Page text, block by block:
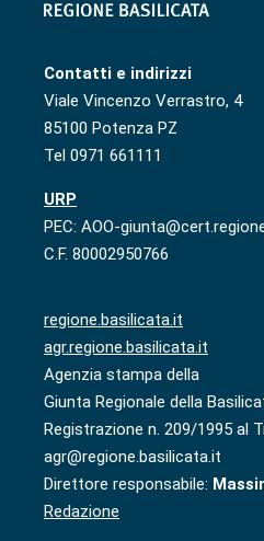
Contatti e indirizzi
Viale Vincenzo Verrastro, 4
85100 Potenza PZ
Tel 0971 661111
URP
PEC: AOO-
C.F. 80002950766
regione.basilicata.it
agr.regione.basilicata.it
Agenzia stampa della
Giunta Regionale della
Registrazione n. 209/1995 al
agr@regione.basilicata.it
Direttore responsabile:
Redazione